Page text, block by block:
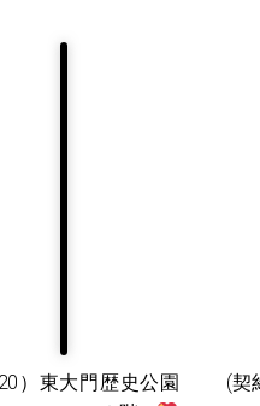
）東大門歴史公園
(契